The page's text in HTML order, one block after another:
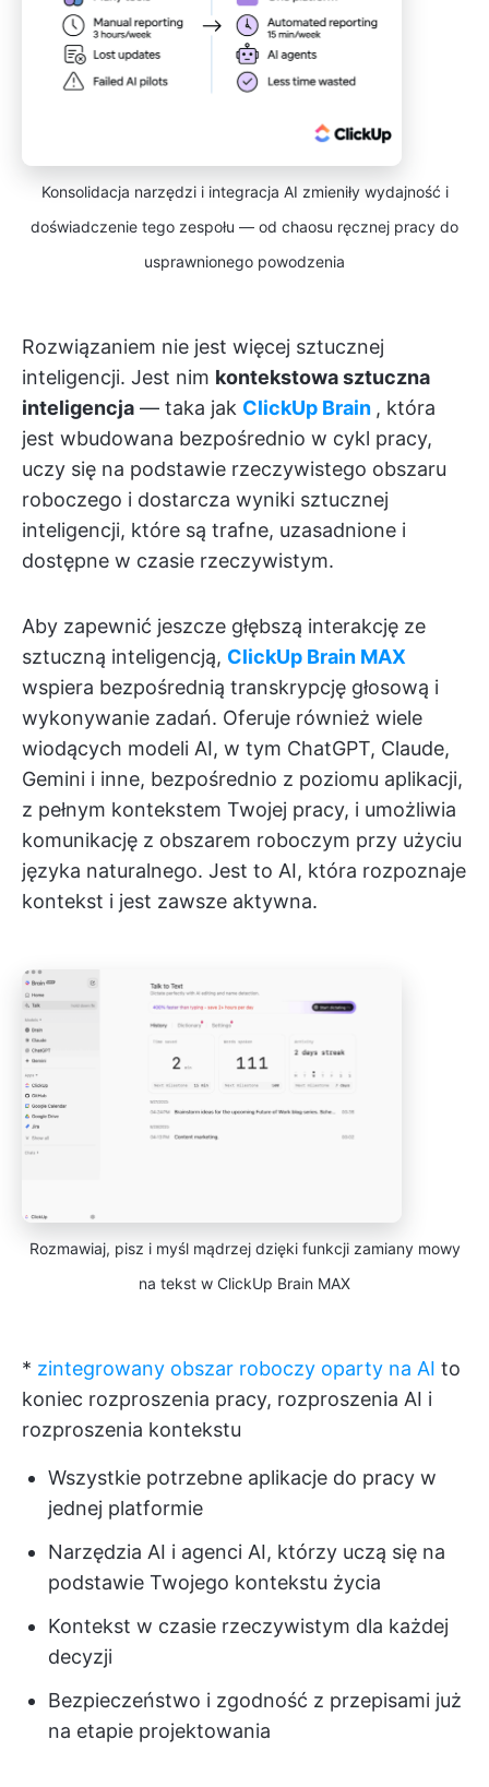
Konsolidacja narzędzi i integracja AI zmieniły wydajność i
doświadczenie tego zespołu — od chaosu ręcznej pracy do
usprawnionego powodzenia
Rozwiązaniem nie jest więcej sztucznej
inteligencji. Jest nim kontekstowa sztuczna
inteligencja — taka jak ClickUp Brain , która
jest wbudowana bezpośrednio w cykl pracy,
uczy się na podstawie rzeczywistego obszaru
roboczego i dostarcza wyniki sztucznej
inteligencji, które są trafne, uzasadnione i
dostępne w czasie rzeczywistym.
Aby zapewnić jeszcze głębszą interakcję ze
sztuczną inteligencją, ClickUp Brain MAX
wspiera bezpośrednią transkrypcję głosową i
wykonywanie zadań. Oferuje również wiele
wiodących modeli AI, w tym ChatGPT, Claude,
Gemini i inne, bezpośrednio z poziomu aplikacji,
z pełnym kontekstem Twojej pracy, i umożliwia
komunikację z obszarem roboczym przy użyciu
języka naturalnego. Jest to AI, która rozpoznaje
kontekst i jest zawsze aktywna.
Rozmawiaj, pisz i myśl mądrzej dzięki funkcji zamiany mowy
na tekst w ClickUp Brain MAX
* zintegrowany obszar roboczy oparty na AI to
koniec rozproszenia pracy, rozproszenia AI i
rozproszenia kontekstu
Wszystkie potrzebne aplikacje do pracy w
jednej platformie
Narzędzia AI i agenci AI, którzy uczą się na
podstawie Twojego kontekstu życia
Kontekst w czasie rzeczywistym dla każdej
decyzji
Bezpieczeństwo i zgodność z przepisami już
na etapie projektowania